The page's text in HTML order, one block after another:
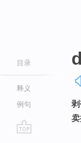
目录
释义
例句